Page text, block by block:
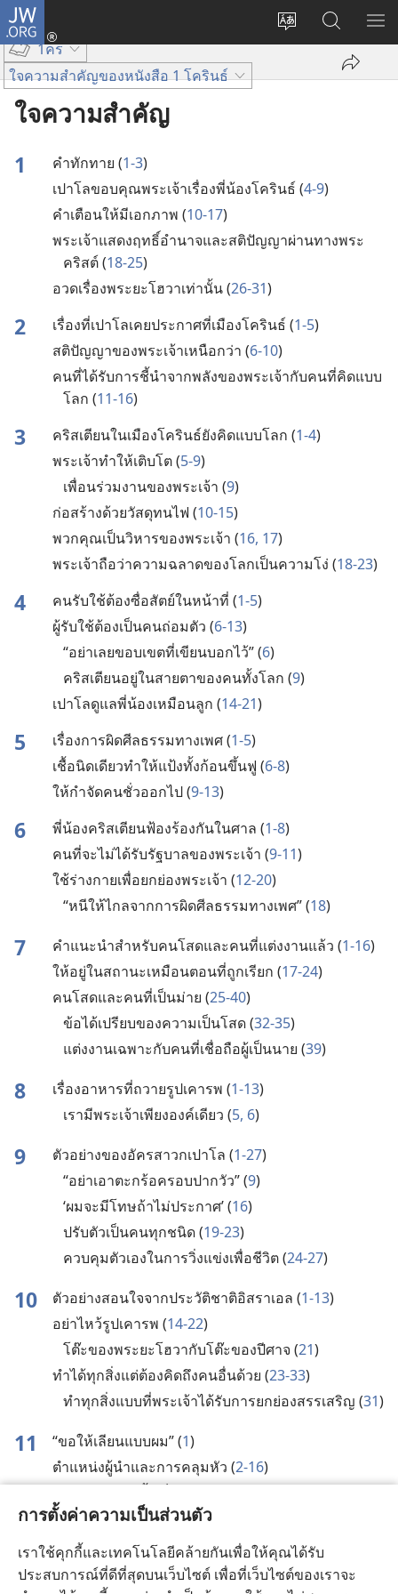
การตั้งค่าความเป็นส่วนตัว
เราใช้คุกกี้และเทคโนโลยีคล้ายกันเพื่อให้คุณได้รับ
ประสบการณ์ที่ดีที่สุดบนเว็บไซต์ เพื่อที่เว็บไซต์ของเราจะ
JW.ORG
เปลี่ยน
เข้า
(เปิด
ค้นหา
ใน
JW.ORG
แส
1คร
ใจความสำคัญของหนังสือ 1 โครินธ์
ใจความสำคัญ
1 คำ​ทักทาย (1-3)
เปาโล​ขอบคุณ​พระเจ้า​เรื่อง​พี่​น้อง​โครินธ์ (4-9)
คำ​เตือน​ให้​มี​เอกภาพ (10-17)
พระเจ้า​แสดง​ฤทธิ์​อำนาจ​และ​สติ​ปัญญา​ผ่าน​ทาง​พระ​
คริสต์ (18-25)
อวด​เรื่อง​พระ​ยะโฮวา​เท่า​นั้น (26-31)
2 เรื่อง​ที่​เปาโล​เคย​ประกาศ​ที่​เมือง​โครินธ์ (1-5)
สติ​ปัญญา​ของ​พระเจ้า​เหนือ​กว่า (6-10)
คน​ที่​ได้​รับ​การ​ชี้​นำ​จาก​พลัง​ของ​พระเจ้า​กับ​คน​ที่​คิด​แบบ​
โลก (11-16)
3 คริสเตียน​ใน​เมือง​โครินธ์​ยัง​คิด​แบบ​โลก (1-4)
พระเจ้า​ทำ​ให้​เติบโต (5-9)
เพื่อน​ร่วม​งาน​ของ​พระเจ้า (9)
ก่อ​สร้าง​ด้วย​วัสดุ​ทน​ไฟ (10-15)
พวก​คุณ​เป็น​วิหาร​ของ​พระเจ้า (16, 17)
พระเจ้า​ถือ​ว่า​ความ​ฉลาด​ของ​โลก​เป็น​ความ​โง่ (18-23)
4 คน​รับใช้​ต้อง​ซื่อ​สัตย์​ใน​หน้า​ที่ (1-5)
ผู้​รับใช้​ต้อง​เป็น​คน​ถ่อม​ตัว (6-13)
“อย่า​เลย​ขอบ​เขต​ที่​เขียน​บอก​ไว้” (6)
คริสเตียน​อยู่​ใน​สายตา​ของ​คน​ทั้ง​โลก (9)
เปาโล​ดู​แล​พี่​น้อง​เหมือน​ลูก (14-21)
5 เรื่อง​การ​ผิด​ศีลธรรม​ทาง​เพศ (1-5)
เชื้อ​นิด​เดียว​ทำ​ให้​แป้ง​ทั้ง​ก้อน​ขึ้น​ฟู (6-8)
ให้​กำจัด​คน​ชั่ว​ออก​ไป (9-13)
6 พี่​น้อง​คริสเตียน​ฟ้องร้อง​กัน​ใน​ศาล (1-8)
คน​ที่​จะ​ไม่​ได้​รับ​รัฐบาล​ของ​พระเจ้า (9-11)
ใช้​ร่าง​กาย​เพื่อ​ยกย่อง​พระเจ้า (12-20)
“หนี​ให้​ไกล​จาก​การ​ผิด​ศีลธรรม​ทาง​เพศ” (18)
7 คำ​แนะ​นำ​สำหรับ​คน​โสด​และ​คน​ที่​แต่งงาน​แล้ว (1-16)
ให้​อยู่​ใน​สถานะ​เหมือน​ตอน​ที่​ถูก​เรียก (17-24)
คน​โสด​และ​คน​ที่​เป็น​ม่าย (25-40)
ข้อ​ได้​เปรียบ​ของ​ความ​เป็น​โสด (32-35)
แต่งงาน​เฉพาะ​กับ​คน​ที่​เชื่อถือ​ผู้​เป็น​นาย (39)
8 เรื่อง​อาหาร​ที่​ถวาย​รูป​เคารพ (1-13)
เรา​มี​พระเจ้า​เพียง​องค์​เดียว (5, 6)
9 ตัว​อย่าง​ของ​อัครสาวก​เปาโล (1-27)
“อย่า​เอา​ตะกร้อ​ครอบ​ปาก​วัว” (9)
‘ผม​จะ​มี​โทษ​ถ้า​ไม่​ประกาศ’ (16)
ปรับ​ตัว​เป็น​คน​ทุก​ชนิด (19-23)
ควบคุม​ตัว​เอง​ใน​การ​วิ่ง​แข่ง​เพื่อ​ชีวิต (24-27)
10 ตัว​อย่าง​สอน​ใจ​จาก​ประวัติ​ชาติ​อิสราเอล (1-13)
อย่า​ไหว้​รูป​เคารพ (14-22)
โต๊ะ​ของ​พระ​ยะโฮวา​กับ​โต๊ะ​ของ​ปีศาจ (21)
ทำ​ได้​ทุก​สิ่ง​แต่​ต้อง​คิด​ถึง​คน​อื่น​ด้วย (23-33)
ทำ​ทุก​สิ่ง​แบบ​ที่​พระเจ้า​ได้​รับ​การ​ยกย่อง​สรรเสริญ (31)
11 “ขอ​ให้​เลียน​แบบ​ผม” (1)
ตำแหน่ง​ผู้​นำ​และ​การ​คลุม​หัว (2-16)
12
ร่าง​กาย​เดียว​แต่​มี​อวัยวะ​หลาย​ส่วน (12-31)